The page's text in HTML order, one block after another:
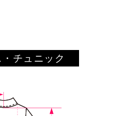
チュニック